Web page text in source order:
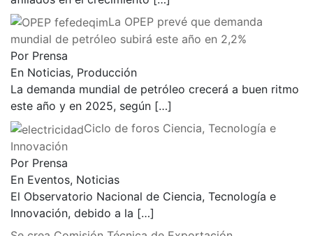
La OPEP prevé que demanda
mundial de petróleo subirá este año en 2,2%
Por Prensa
En Noticias, Producción
La demanda mundial de petróleo crecerá a buen ritmo
este año y en 2025, según […]
Ciclo de foros Ciencia, Tecnología e
Innovación
Por Prensa
En Eventos, Noticias
El Observatorio Nacional de Ciencia, Tecnología e
Innovación, debido a la […]